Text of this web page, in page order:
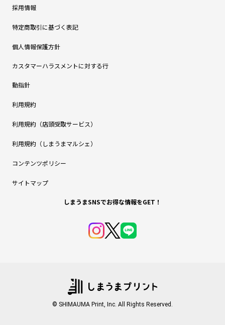
採用情報
特定商取引に基づく表記
個人情報保護方針
カスタマーハラスメントに対する行
動指針
利用規約
利用規約（店頭受取サービス）
利用規約（しまうまマルシェ）
コンテンツポリシー
サイトマップ
しまうまSNSでお得な情報をGET！
© SHIMAUMA Print, Inc. All Rights Reserved.